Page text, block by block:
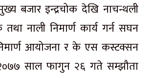
बजार इन्द्रचोक देखि नाचन्थली
नाली निमार्ण कार्य गर्न सघन
आयोजना र के एस कस्टक्सन
२०७७ साल फागुन २६ गते सम्झौता